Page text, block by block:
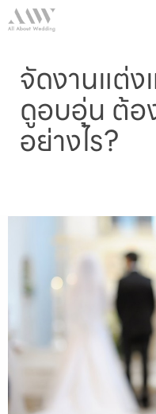
จัดงานแต่ง
ดูอบอุ่น ต้อ
อย่างไร?